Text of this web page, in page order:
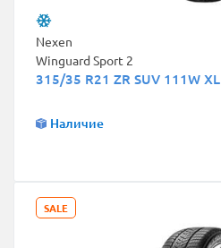
Nexen
Winguard Sport 2
315/35 R21 ZR SUV 111W XL
Наличие
SALE